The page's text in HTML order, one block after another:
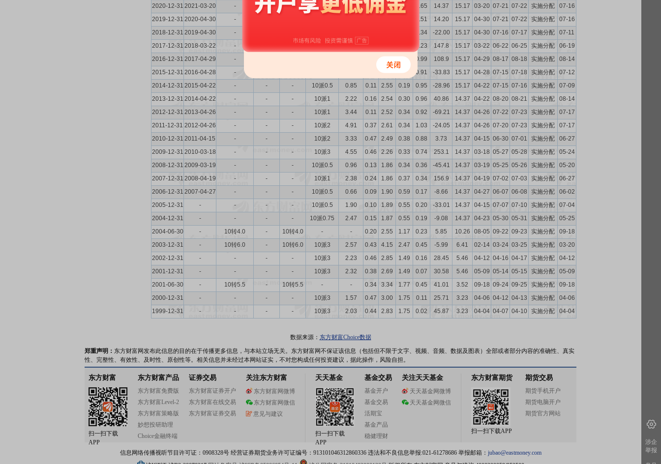
2020-12-31 2021-03-20 - - - 10派2.5 3.54 0.37 3.50 0.21 1.65 14.37 15.17 03-20 07-21 07-22 实施分配
07-16
2019-12-31 2020-04-30 - 1.51 14.20 15.17 04-30 07-21 07-22 实施分配
07-16
2018-12-31 2019-04-30 - 1.34 -22.00 15.17 04-30 07-16 07-17 实施分配
07-11
2017-12-31 2018-03-22 - 4.29 0.37 1.23 147.8 15.17 03-22 06-22 06-25 实施分配
06-19
2016-12-31 2017-04-29 - 2.81 0.25 0.99 108.9 15.17 04-29 08-17 08-18 实施分配
08-14
2015-12-31 2016-04-28 - 2.69 0.25 0.91 -33.83 15.17 04-28 07-15 07-18 实施分配
07-12
2014-12-31 2015-04-22 - - - 10派0.5 0.85 0.11 2.55 0.19 0.95 -28.96 15.17 04-22 07-15 07-16 实施分配
07-09
2013-12-31 2014-04-22 - - - 10派1 2.22 0.16 2.54 0.30 0.96 40.86 14.37 04-22 08-20 08-21 实施分配
08-14
2012-12-31 2013-04-26 - - - 10派1 3.44 0.11 2.52 0.34 0.92 -69.21 14.37 04-26 07-22 07-23 实施分配
07-17
2011-12-31 2012-04-26 - - - 10派2 4.91 0.37 2.61 0.34 1.03 -24.05 14.37 04-26 07-20 07-23 实施分配
07-17
2010-12-31 2011-04-15 - - - 10派2 3.33 0.47 2.49 0.38 0.88 3.73 14.37 04-15 06-30 07-01 实施分配
06-27
2009-12-31 2010-03-18 - - - 10派3 4.55 0.46 2.26 0.33 0.74 253.1 14.37 03-18 05-27 05-28 实施分配
05-24
2008-12-31 2009-03-19 - - - 10派0.5 0.96 0.13 1.86 0.34 0.36 -45.41 14.37 03-19 05-25 05-26 实施分配
05-20
2007-12-31 2008-04-19 - - - 10派1 2.38 0.24 1.86 0.37 0.34 156.9 14.37 04-19 07-02 07-03 实施分配
06-27
2006-12-31 2007-04-27 - - - 10派0.5 0.66 0.09 1.90 0.59 0.17 -8.66 14.37 04-27 06-07 06-08 实施分配
06-02
2005-12-31
- - - - 10派0.5 1.90 0.10 1.89 0.55 0.20 -33.01 14.37 04-15 07-07 07-10 实施分配
07-04
2004-12-31
- - - - 10派0.75 2.47 0.15 1.87 0.55 0.19 -9.08 14.37 04-23 05-30 05-31 实施分配
05-25
2004-06-30
- 10转4.0 - 10转4.0 - - 0.20 2.55 1.17 0.23 5.85 10.26 08-05 09-22 09-23 实施分配
09-18
2003-12-31
- 10转6.0 - 10转6.0 10派3 2.57 0.43 4.15 2.47 0.45 -5.99 6.41 02-14 03-24 03-25 实施分配
03-20
2002-12-31
- - - - 10派3 2.23 0.46 2.85 1.49 0.16 28.45 5.46 04-12 04-16 04-17 实施分配
04-12
2001-12-31
- - - - 10派3 2.32 0.38 2.69 1.49 0.07 30.58 5.46 05-09 05-14 05-15 实施分配
05-09
2001-06-30
- 10转5.5 - 10转5.5 - - 0.34 3.34 1.77 0.45 41.01 3.52 09-18 09-24 09-25 实施分配
09-18
2000-12-31
- - - - 10派3 1.57 0.47 3.00 1.75 0.11 25.71 3.23 04-06 04-12 04-13 实施分配
04-06
1999-12-31
- - - - 10派3 2.03 0.44 2.83 1.75 0.02 45.87 3.23 04-04 04-07 04-10 实施分配 04-04
数据来源： 东方财富Choice数据
郑重声明： 东方财富网发布此信息的目的在于传播更多信息，与本站立场无关。东方财富网不保证该信息（包括但不限于文字、视频、音频、数据及图表）全部或者部分内容的准确性、真实
性、完整性、有效性、及时性、原创性等。相关信息并未经过本网站证实，不对您构成任何投资建议，据此操作，风险自担。
东方财富
扫一扫下载
APP
东方财富产品
东方财富免费版
东方财富Level-2
东方财富策略版
妙想投研助理
Choice金融终端
证券交易
东方财富证券开户
东方财富在线交易
东方财富证券交易
关注东方财富
东方财富网微博
东方财富网微信
意见与建议
天天基金
扫一扫下载
APP
基金交易
基金开户
基金交易
活期宝
基金产品
稳健理财
关注天天基金
天天基金网微博
天天基金网微信
东方财富期货
扫一扫下载APP
期货交易
期货手机开户
期货电脑开户
期货官方网站
信息网络传播视听节目许可证：0908328号 经营证券期货业务许可证编号：913101046312860336 违法和不良信息举报:021-61278686 举报邮箱： jubao@eastmoney.com
涉企
举报